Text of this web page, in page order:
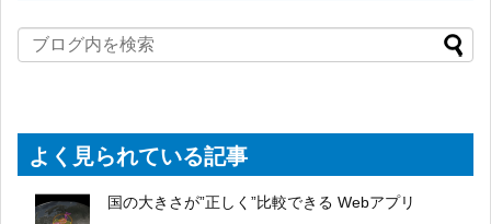
よく見られている記事
国の大きさが”正しく”比較できる Webアプリ